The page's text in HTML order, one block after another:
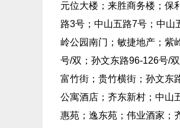
元位大楼；来胜商务楼；保
路3号；中山五路7号；中山
岭公园南门；敏捷地产；紫
号/双；孙文东路96-126号/
富竹街；贵竹横街；孙文东
公寓酒店；齐东新村；中山
惠苑；逸东苑；伟业酒家；